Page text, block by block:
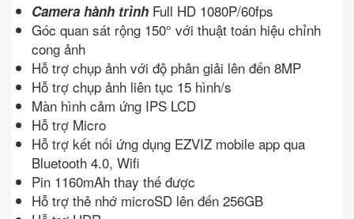
Camera hành trình Full HD 1080P/60fps
Góc quan sát rộng 150° với thuật toán hiệu chỉnh
cong ảnh
Hỗ trợ chụp ảnh với độ phân giải lên đến 8MP
Hỗ trợ chụp ảnh liên tục 15 hình/s
Màn hình cảm ứng IPS LCD
Hỗ trợ Micro
Hỗ trợ kết nối ứng dụng EZVIZ mobile app qua
Bluetooth 4.0, Wifi
Pin 1160mAh thay thế được
Hỗ trợ thẻ nhớ microSD lên đến 256GB